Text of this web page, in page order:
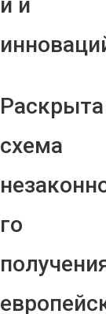
Раскрыта
схема
го